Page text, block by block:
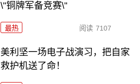
\"铜牌军备竞赛\"
最热 阅读 7107
美利坚一场电子战演习，把自家
救护机送了命！